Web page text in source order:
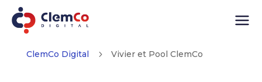
ClemCo Digital 5 Vivier et Pool ClemCo